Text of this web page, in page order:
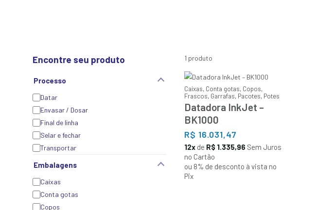
Encontre seu produto
Processo
Datar
Envasar / Dosar
Final de linha
Selar e fechar
Transportar
Embalagens
Caixas
Conta gotas
Copos
1 produto
Caixas, Conta gotas, Copos,
Frascos, Garrafas, Pacotes, Potes
Datadora InkJet –
BK1000
R$ 16.031,47
12xde R$ 1.335,96 Sem Juros
no Cartão
ou 8% de desconto à vista no
Pix